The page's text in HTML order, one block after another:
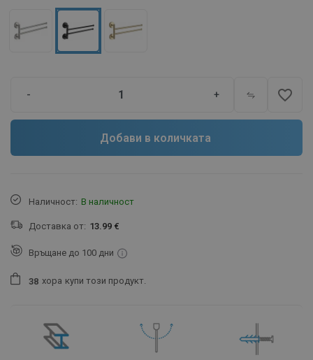
- + favorite_border
Добави в количката
Наличност: В наличност
Доставка от: 13.99 €
Връщане до 100 дни
38 хора купи този продукт.